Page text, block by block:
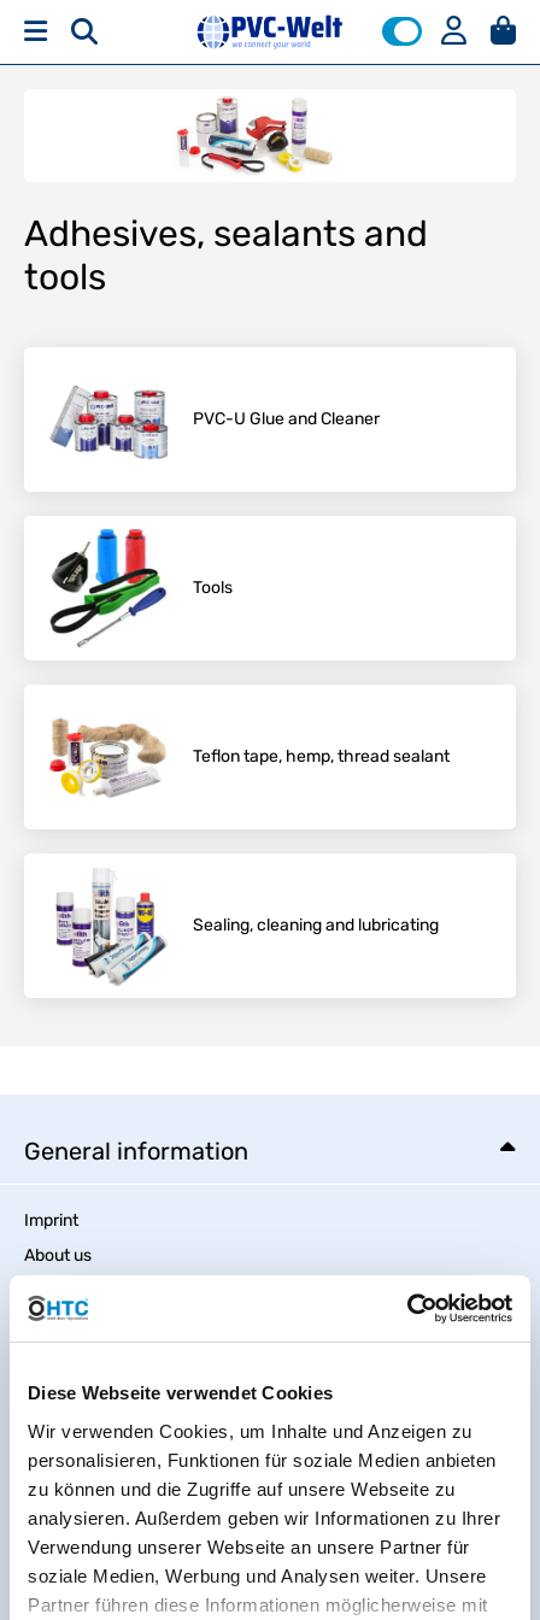
Diese Webseite verwendet Cookies
Wir verwenden Cookies, um Inhalte und Anzeigen zu
personalisieren, Funktionen für soziale Medien anbieten
zu können und die Zugriffe auf unsere Webseite zu
analysieren. Außerdem geben wir Informationen zu Ihrer
Verwendung unserer Webseite an unsere Partner für
soziale Medien, Werbung und Analysen weiter. Unsere
Partner führen diese Informationen möglicherweise mit
Adhesives, sealants and
tools
PVC-U Glue and Cleaner
Tools
Teflon tape, hemp, thread sealant
Sealing, cleaning and lubricating
General information
Imprint
About us
Jobs
Accessibility Statement
Sitemap